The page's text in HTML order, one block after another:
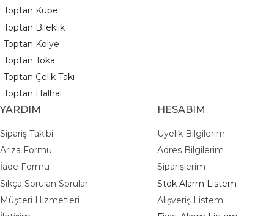
Toptan Küpe
Toptan Bileklik
Toptan Kolye
Toptan Toka
Toptan Çelik Takı
Toptan Halhal
YARDIM
Sipariş Takibi
Arıza Formu
İade Formu
Sıkça Sorulan Sorular
Müşteri Hizmetleri
HESABIM
Üyelik Bilgilerim
Adres Bilgilerim
Siparişlerim
Stok Alarm Listem
Alışveriş Listem